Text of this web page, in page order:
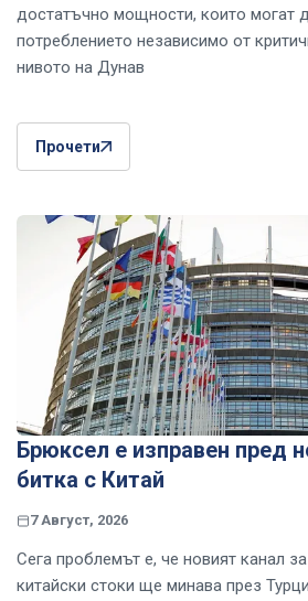
достатъчно мощности, които могат
потреблението независимо от
нивото на Дунав
Прочети
Брюксел е изправен пред
битка с Китай
7 Август, 2026
Сега проблемът е, че новият канал
китайски стоки ще минава през